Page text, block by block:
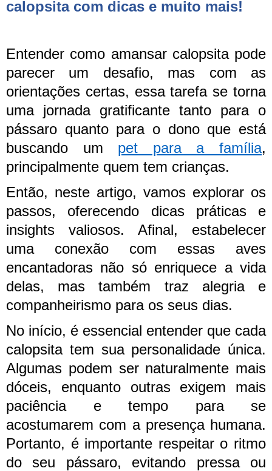
calopsita com dicas e muito mais!
Entender como amansar calopsita pode
parecer um desafio, mas com as
orientações certas, essa tarefa se torna
uma jornada gratificante tanto para o
pássaro quanto para o dono que está
buscando um pet para a família,
principalmente quem tem crianças.
Então, neste artigo, vamos explorar os
passos, oferecendo dicas práticas e
insights valiosos. Afinal, estabelecer
uma conexão com essas aves
encantadoras não só enriquece a vida
delas, mas também traz alegria e
companheirismo para os seus dias.
No início, é essencial entender que cada
calopsita tem sua personalidade única.
Algumas podem ser naturalmente mais
dóceis, enquanto outras exigem mais
paciência e tempo para se
acostumarem com a presença humana.
Portanto, é importante respeitar o ritmo
do seu pássaro, evitando pressa ou